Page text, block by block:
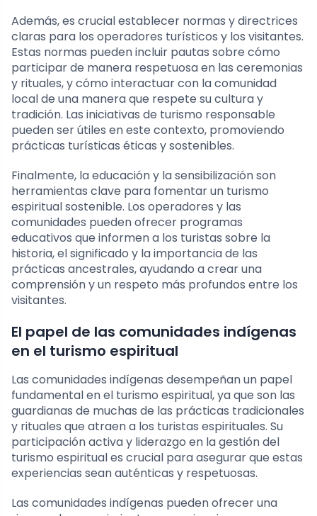
Además, es crucial establecer normas y directrices
claras para los operadores turísticos y los visitantes.
Estas normas pueden incluir pautas sobre cómo
participar de manera respetuosa en las ceremonias
y rituales, y cómo interactuar con la comunidad
local de una manera que respete su cultura y
tradición. Las iniciativas de turismo responsable
pueden ser útiles en este contexto, promoviendo
prácticas turísticas éticas y sostenibles.
Finalmente, la educación y la sensibilización son
herramientas clave para fomentar un turismo
espiritual sostenible. Los operadores y las
comunidades pueden ofrecer programas
educativos que informen a los turistas sobre la
historia, el significado y la importancia de las
prácticas ancestrales, ayudando a crear una
comprensión y un respeto más profundos entre los
visitantes.
El papel de las comunidades indígenas
en el turismo espiritual
Las comunidades indígenas desempeñan un papel
fundamental en el turismo espiritual, ya que son las
guardianas de muchas de las prácticas tradicionales
y rituales que atraen a los turistas espirituales. Su
participación activa y liderazgo en la gestión del
turismo espiritual es crucial para asegurar que estas
experiencias sean auténticas y respetuosas.
Las comunidades indígenas pueden ofrecer una